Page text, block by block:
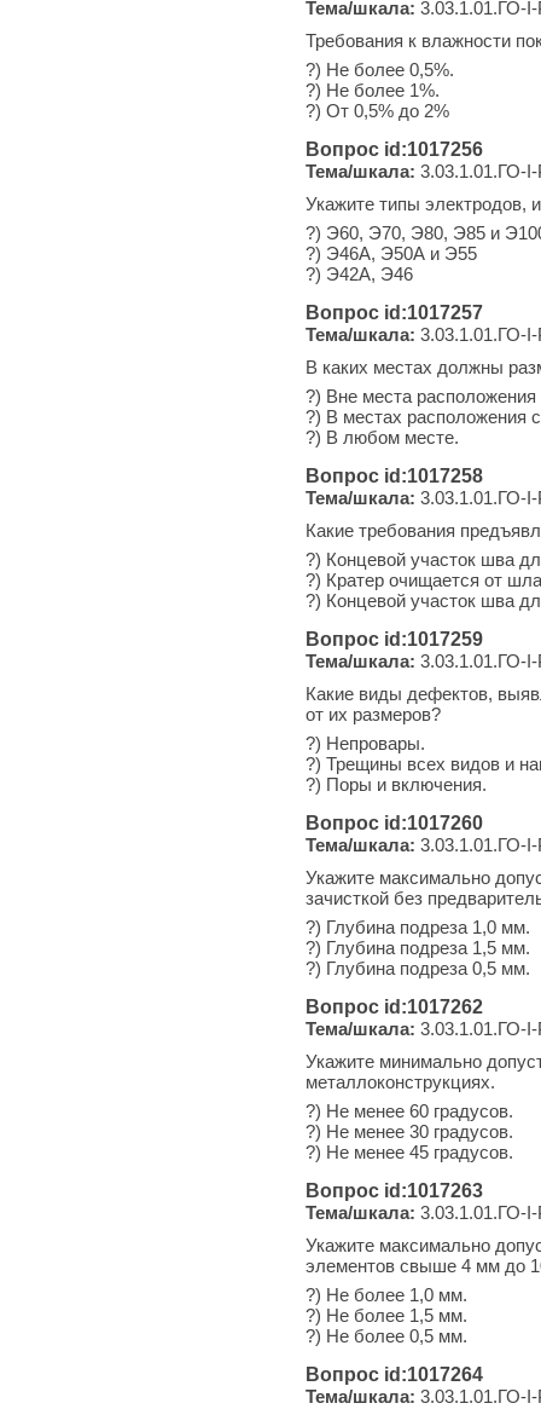
Тема/шкала: 3.03.1.01.ГО-
Требования к влажности
?) Не более 0,5%.
?) Не более 1%.
?) От 0,5% до 2%
Вопрос id:1017256
Тема/шкала: 3.03.1.01.ГО-
Укажите типы электродов,
?) Э60, Э70, Э80, Э85 и
?) Э46А, Э50А и Э55
?) Э42А, Э46
Вопрос id:1017257
Тема/шкала: 3.03.1.01.ГО-
В каких местах должны
?) Вне места
?) В местах расположения
?) В любом месте.
Вопрос id:1017258
Тема/шкала: 3.03.1.01.ГО-
Какие требования
?) Концевой участок шва
?) Кратер очищается от
?) Концевой участок шва
Вопрос id:1017259
Тема/шкала: 3.03.1.01.ГО-
Какие виды дефектов,
от их размеров?
?) Непровары.
?) Трещины всех видов и
?) Поры и включения.
Вопрос id:1017260
Тема/шкала: 3.03.1.01.ГО-
Укажите максимально
зачисткой без
?) Глубина подреза 1,0 мм.
?) Глубина подреза 1,5 мм.
?) Глубина подреза 0,5 мм.
Вопрос id:1017262
Тема/шкала: 3.03.1.01.ГО-
Укажите минимально
металлоконструкциях.
?) Не менее 60 градусов.
?) Не менее 30 градусов.
?) Не менее 45 градусов.
Вопрос id:1017263
Тема/шкала: 3.03.1.01.ГО-
Укажите максимально
элементов свыше 4 мм до
?) Не более 1,0 мм.
?) Не более 1,5 мм.
?) Не более 0,5 мм.
Вопрос id:1017264
Тема/шкала: 3.03.1.01.ГО-